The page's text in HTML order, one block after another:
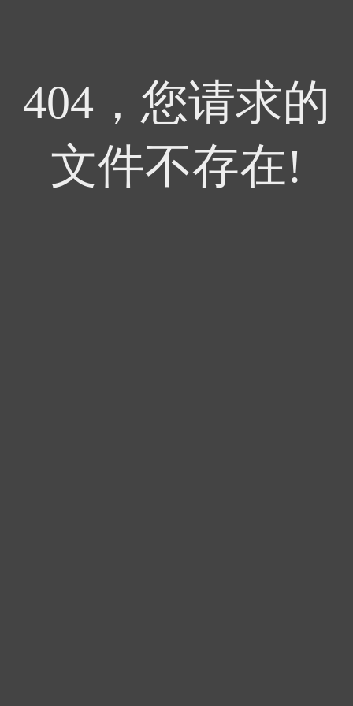
404，您请求的
文件不存在!